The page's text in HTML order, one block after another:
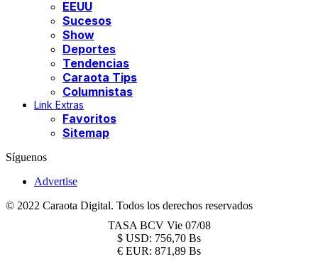
EEUU
Sucesos
Show
Deportes
Tendencias
Caraota Tips
Columnistas
Link Extras
Favoritos
Sitemap
Síguenos
Advertise
© 2022 Caraota Digital. Todos los derechos reservados
TASA BCV Vie 07/08
$ USD: 756,70 Bs
€ EUR: 871,89 Bs